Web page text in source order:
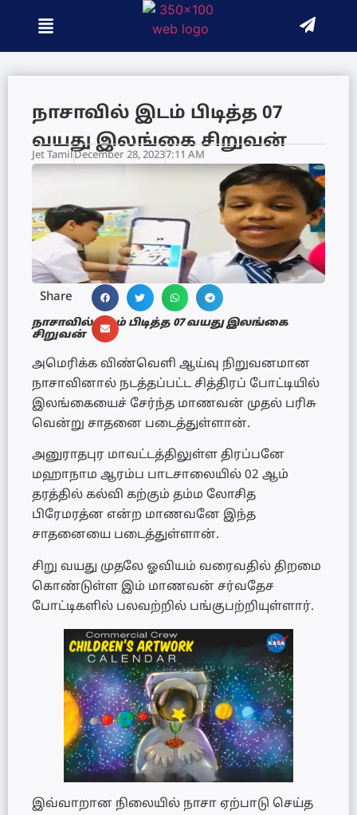
நாசாவில் இடம் பிடித்த 07
வயது இலங்கை சிறுவன்
Jet TamilDecember 28, 20237:11 AM
Share
நாசாவில் இடம் பிடித்த 07 வயது இலங்கை
சிறுவன்
அமெரிக்க விண்வெளி ஆய்வு நிறுவனமான
நாசாவினால் நடத்தப்பட்ட சித்திரப் போட்டியில்
இலங்கையைச் சேர்ந்த மாணவன் முதல் பரிசு
வென்று சாதனை படைத்துள்ளான்.
அனுராதபுர மாவட்டத்திலுள்ள திரப்பனே
மஹாநாம ஆரம்ப பாடசாலையில் 02 ஆம்
தரத்தில் கல்வி கற்கும் தம்ம லோசித
பிரேமரத்ன என்ற மாணவனே இந்த
சாதனையை படைத்துள்ளான்.
சிறு வயது முதலே ஓவியம் வரைவதில் திறமை
கொண்டுள்ள இம் மாணவன் சர்வதேச
போட்டிகளில் பலவற்றில் பங்குபற்றியுள்ளார்.
இவ்வாறான நிலையில் நாசா ஏற்பாடு செய்த